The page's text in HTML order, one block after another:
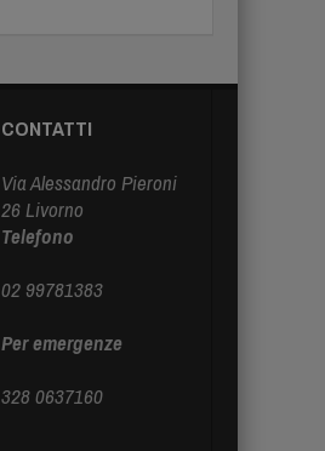
CONTATTI
Via Alessandro Pieroni
26 Livorno
Telefono
02 99781383
Per emergenze
328 0637160